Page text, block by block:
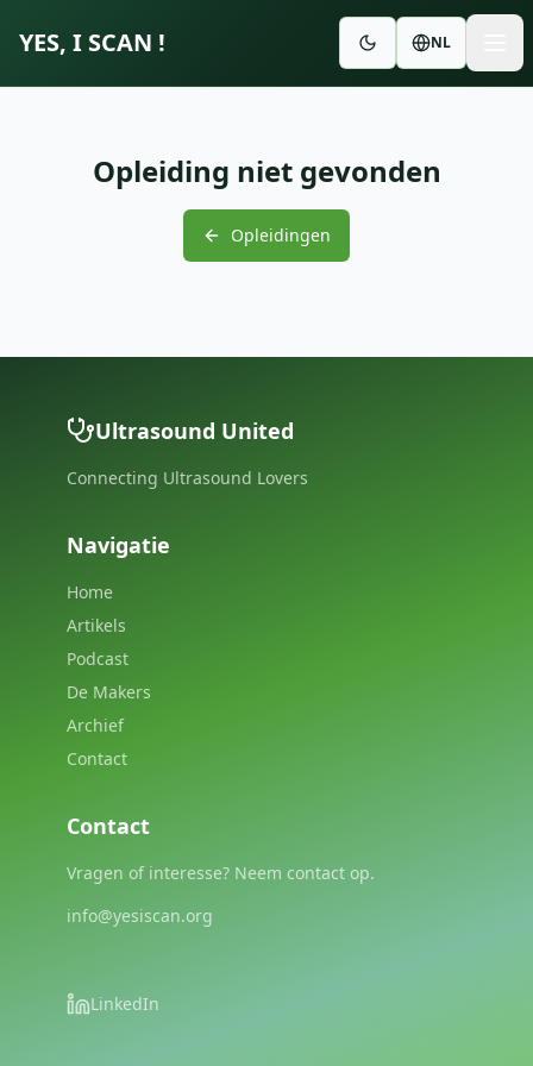
YES, I SCAN ! NL
Opleiding niet gevonden
Opleidingen
Ultrasound United
Connecting Ultrasound Lovers
Navigatie
Home
Artikels
Podcast
De Makers
Archief
Contact
Contact
Vragen of interesse? Neem contact op.
info@yesiscan.org
LinkedIn